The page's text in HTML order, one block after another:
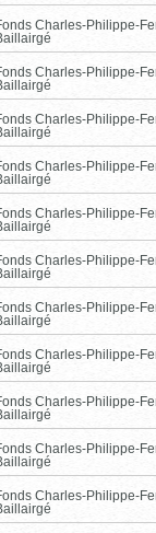
Charles-Philippe-
Charles-Philippe-
Charles-Philippe-
Charles-Philippe-
Charles-Philippe-
Charles-Philippe-
Charles-Philippe-
Charles-Philippe-
Charles-Philippe-
Charles-Philippe-
Charles-Philippe-